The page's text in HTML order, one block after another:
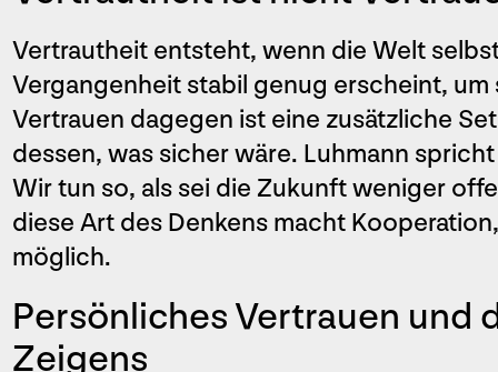
Vertrautheit entsteht, wenn die Welt
Vergangenheit stabil genug erscheint, um
Vertrauen dagegen ist eine zusätzliche
dessen, was sicher wäre. Luhmann
Wir tun so, als sei die Zukunft weniger
diese Art des Denkens macht
möglich.
Persönliches Vertrauen und
Zeigens